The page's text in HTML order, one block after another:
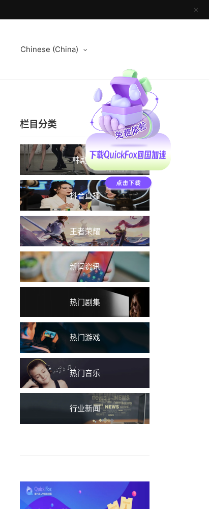
✕
Chinese (China)
栏目分类
韩剧TV
抖音直播
王者荣耀
新闻资讯
热门剧集
热门游戏
热门音乐
行业新闻